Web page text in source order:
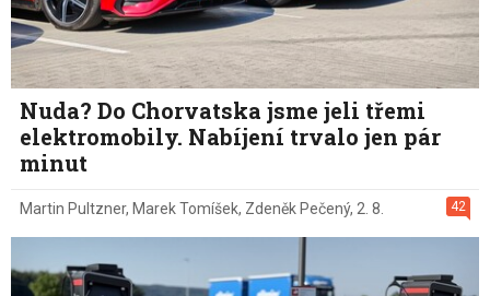
Nuda? Do Chorvatska jsme jeli třemi
elektromobily. Nabíjení trvalo jen pár
minut
42
Martin Pultzner, Marek Tomíšek, Zdeněk Pečený, 2. 8.